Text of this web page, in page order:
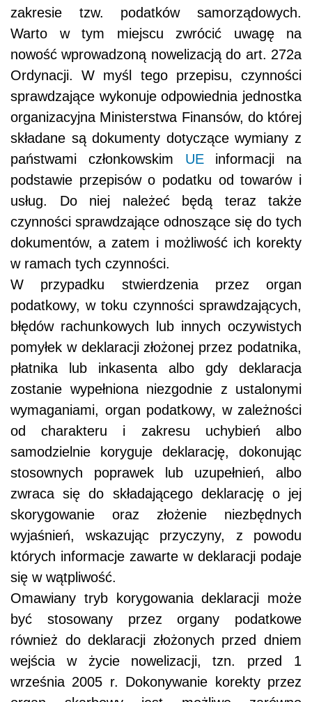
zakresie tzw. podatków samorządowych.
Warto w tym miejscu zwrócić uwagę na
nowość wprowadzoną nowelizacją do art. 272a
Ordynacji. W myśl tego przepisu, czynności
sprawdzające wykonuje odpowiednia jednostka
organizacyjna Ministerstwa Finansów, do której
składane są dokumenty dotyczące wymiany z
państwami członkowskim UEinformacji na
podstawie przepisów o podatku od towarów i
usług. Do niej należeć będą teraz także
czynności sprawdzające odnoszące się do tych
dokumentów, a zatem i możliwość ich korekty
w ramach tych czynności.
W przypadku stwierdzenia przez organ
podatkowy, w toku czynności sprawdzających,
błędów rachunkowych lub innych oczywistych
pomyłek w deklaracji złożonej przez podatnika,
płatnika lub inkasenta albo gdy deklaracja
zostanie wypełniona niezgodnie z ustalonymi
wymaganiami, organ podatkowy, w zależności
od charakteru i zakresu uchybień albo
samodzielnie koryguje deklarację, dokonując
stosownych poprawek lub uzupełnień, albo
zwraca się do składającego deklarację o jej
skorygowanie oraz złożenie niezbędnych
wyjaśnień, wskazując przyczyny, z powodu
których informacje zawarte w deklaracji podaje
się w wątpliwość.
Omawiany tryb korygowania deklaracji może
być stosowany przez organy podatkowe
również do deklaracji złożonych przed dniem
wejścia w życie nowelizacji, tzn. przed 1
września 2005 r. Dokonywanie korekty przez